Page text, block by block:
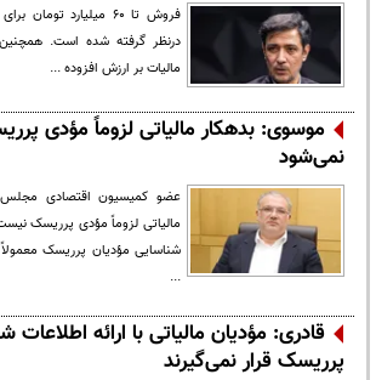
فروش تا ۶۰ میلیارد
درنظر گرفته شده است. همچنین
مالیات بر ارزش افزوده ...
موسوی: بدهکار مالیاتی لزوماً مؤدی
نمی‌شود
عضو کمیسیون اقتصادی مجلس،
مالیاتی لزوماً مؤدی پرریسک
شناسایی مؤدیان پرریسک معمولاً
...
قادری: مؤدیان مالیاتی با ارائه
پرریسک قرار نمی‌گیرند